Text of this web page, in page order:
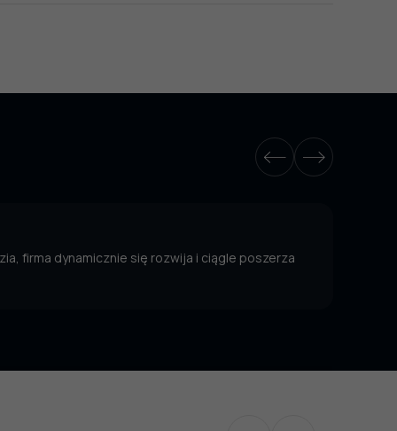
firma dynamicznie się rozwija i ciągle poszerza